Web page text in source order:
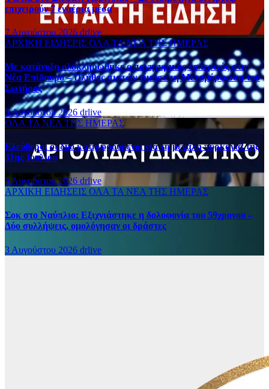
επιχειρούν 7 εναέρια μέσα
7 Αυγούστου 2026drlive
ΑΡΧΙΚΗ ΕΙΔΗΣΕΙΣ ΟΛΑ ΤΑ ΝΕΑ ΤΗΣ ΗΜΕΡΑΣ
Με κατάνυξη ολοκληρώθηκε ο πανηγυρικός εσπερινός στη
Νέα Επίδαυρο – Πλήθος πιστών τίμησε τη Μεταμόρφωση του
Σωτήρος
5 Αυγούστου 2026 drlive
ΟΛΑ ΤΑ ΝΕΑ ΤΗΣ ΗΜΕΡΑΣ
Ελεύθεροι οι δύο κατηγορούμενοι για τη μεγάλη πυρκαγιά της
31ης Ιουλίου
5 Αυγούστου 2026 drlive
ΑΡΧΙΚΗ ΕΙΔΗΣΕΙΣ ΟΛΑ ΤΑ ΝΕΑ ΤΗΣ ΗΜΕΡΑΣ
Σοκ στο Ναύπλιο: Εξιχνιάστηκε η δολοφονία του 59χρονου –
Δύο συλλήψεις, ομολόγησαν οι δράστες
3 Αυγούστου 2026 drlive